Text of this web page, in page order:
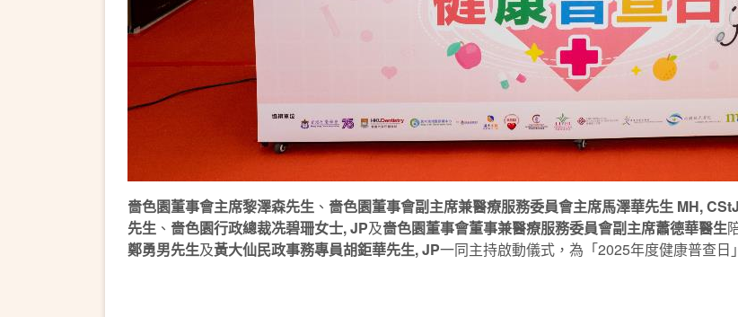
嗇色園董事會主席黎澤森先生 、 嗇色園董事會副主席兼醫療服務委員會主席馬澤華先生 MH, CStJ
先生 、 嗇色園行政總裁冼碧珊女士, JP及嗇色園董事會董事兼醫療服務委員會副主席蕭德華醫生
鄭勇男先生及黃大仙民政事務專員胡鉅華先生, JP一同主持啟動儀式，為「2025年度健康普查日